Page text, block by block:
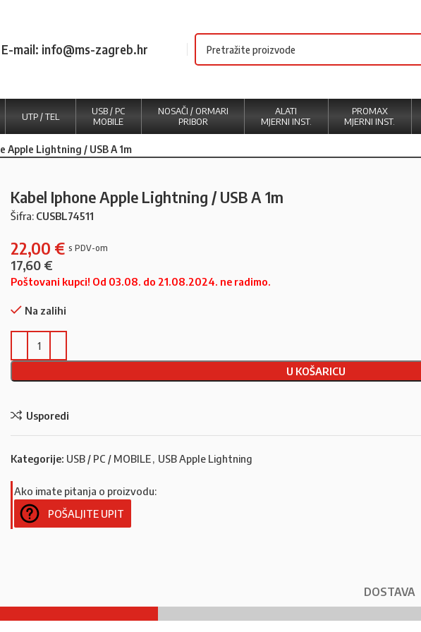
E-mail: info@ms-zagreb.hr
UTP / TEL
USB / PC
MOBILE
NOSAČI / ORMARI
PRIBOR
ALATI
MJERNI INST.
PROMAX
MJERNI INST.
Apple Lightning / USB A 1m
Kabel Iphone Apple Lightning / USB A 1m
Šifra: CUSBL74511
22,00 €
17,60 €
Poštovani kupci! Od 03.08. do 21.08.2024. ne radimo.
Na zalihi
U KOŠARICU
Usporedi
Kategorije: USB / PC / MOBILE, USB Apple Lightning
Ako imate pitanja o proizvodu:
POŠALJITE UPIT
DOSTAVA